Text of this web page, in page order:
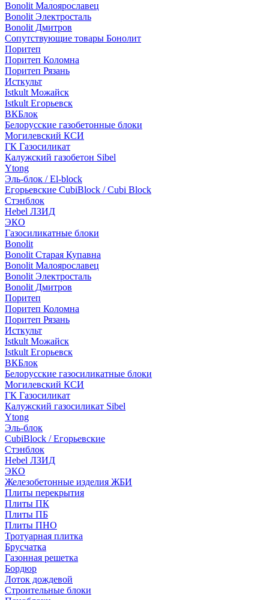
Bonolit Малоярославец
Bonolit Электросталь
Bonolit Дмитров
Сопутствующие товары Бонолит
Поритеп
Поритеп Коломна
Поритеп Рязань
Исткульт
Istkult Можайск
Istkult Егорьевск
ВКБлок
Белорусские газобетонные блоки
Могилевский КСИ
ГК Газосиликат
Калужский газобетон Sibel
Ytong
Эль-блок / El-block
Егорьевские CubiBlock / Cubi Block
Стэнблок
Hebel ЛЗИД
ЭКО
Газосиликатные блоки
Bonolit
Bonolit Старая Купавна
Bonolit Малоярославец
Bonolit Электросталь
Bonolit Дмитров
Поритеп
Поритеп Коломна
Поритеп Рязань
Исткульт
Istkult Можайск
Istkult Егорьевск
ВКБлок
Белорусские газосиликатные блоки
Могилевский КСИ
ГК Газосиликат
Калужский газосиликат Sibel
Ytong
Эль-блок
CubiBlock / Егорьевские
Стэнблок
Hebel ЛЗИД
ЭКО
Железобетонные изделия ЖБИ
Плиты перекрытия
Плиты ПК
Плиты ПБ
Плиты ПНО
Тротуарная плитка
Брусчатка
Газонная решетка
Бордюр
Лоток дождевой
Строительные блоки